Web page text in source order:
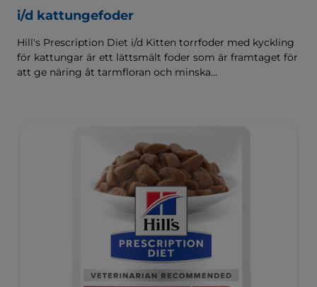
i/d kattungefoder
Hill's Prescription Diet i/d Kitten torrfoder med kyckling
för kattungar är ett lättsmält foder som är framtaget för
att ge näring åt tarmfloran och minska